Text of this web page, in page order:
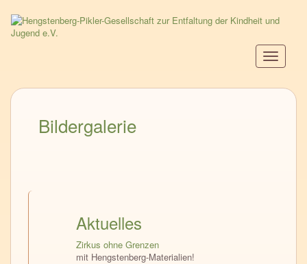
Direkt
zum
Bildergalerie
Aktuelles
Zirkus ohne Grenzen
mit Hengstenberg-Materialien!